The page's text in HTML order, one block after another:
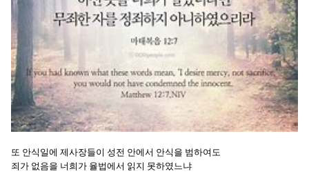
또 안식일에 제사장들이 성전 안에서 안식을 범하여도
죄가 없음을 너희가 율법에서 읽지 못하였느냐